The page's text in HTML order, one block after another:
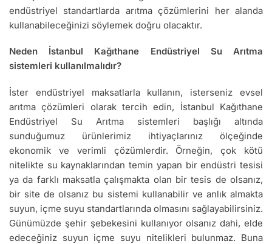
endüstriyel standartlarda arıtma çözümlerini her alanda
kullanabileceğinizi söylemek doğru olacaktır.
Neden İstanbul Kağıthane Endüstriyel Su Arıtma
sistemleri kullanılmalıdır?
İster endüstriyel maksatlarla kullanın, isterseniz evsel
arıtma çözümleri olarak tercih edin, İstanbul Kağıthane
Endüstriyel Su Arıtma sistemleri başlığı altında
sunduğumuz ürünlerimiz ihtiyaçlarınız ölçeğinde
ekonomik ve verimli çözümlerdir. Örneğin, çok kötü
nitelikte su kaynaklarından temin yapan bir endüstri tesisi
ya da farklı maksatla çalışmakta olan bir tesis de olsanız,
bir site de olsanız bu sistemi kullanabilir ve anlık almakta
suyun, içme suyu standartlarında olmasını sağlayabilirsiniz.
Günümüzde şehir şebekesini kullanıyor olsanız dahi, elde
edeceğiniz suyun içme suyu nitelikleri bulunmaz. Buna